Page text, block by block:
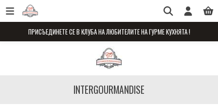
ПРИСЪЕДИНЕТЕ СЕ В КЛУБА НА ЛЮБИТЕЛИТЕ НА ГУРМЕ КУХНЯТА !
INTERGOURMANDISE